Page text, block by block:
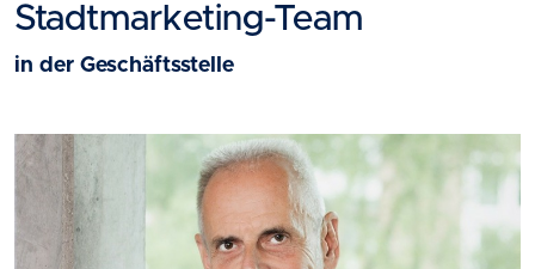
Stadtmarketing-Team
in der Geschäftsstelle